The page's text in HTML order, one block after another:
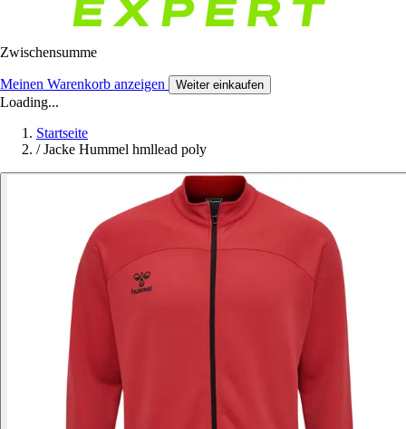
Zwischensumme
Meinen Warenkorb anzeigen Weiter einkaufen
Loading...
Startseite
/ Jacke Hummel hmllead poly